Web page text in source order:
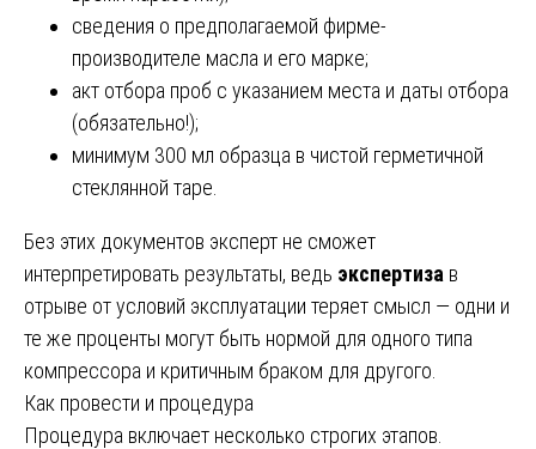
сведения о предполагаемой фирме-
производителе масла и его марке;
акт отбора проб с указанием места и даты отбора
(обязательно!);
минимум 300 мл образца в чистой герметичной
стеклянной таре.
Без этих документов эксперт не сможет
интерпретировать результаты, ведь экспертиза в
отрыве от условий эксплуатации теряет смысл — одни и
те же проценты могут быть нормой для одного типа
компрессора и критичным браком для другого.
Как провести и процедура
Процедура включает несколько строгих этапов.